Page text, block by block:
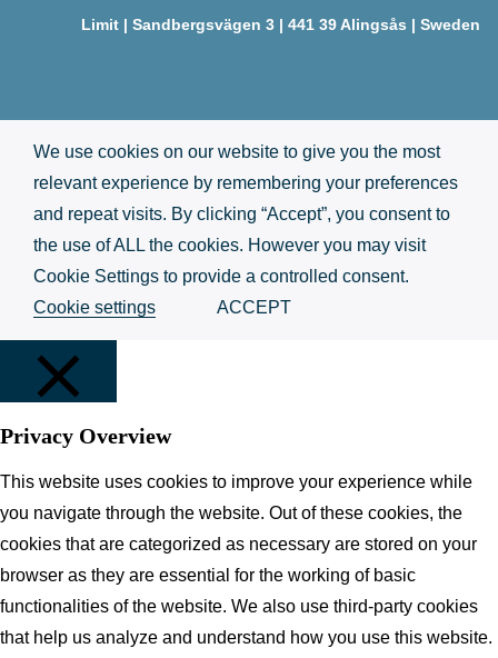
Limit | Sandbergsvägen 3 | 441 39 Alingsås | Sweden
We use cookies on our website to give you the most
relevant experience by remembering your preferences
and repeat visits. By clicking “Accept”, you consent to
the use of ALL the cookies. However you may visit
Cookie Settings to provide a controlled consent.
Cookie settings
ACCEPT
Privacy Overview
This website uses cookies to improve your experience while
you navigate through the website. Out of these cookies, the
cookies that are categorized as necessary are stored on your
browser as they are essential for the working of basic
functionalities of the website. We also use third-party cookies
that help us analyze and understand how you use this website.